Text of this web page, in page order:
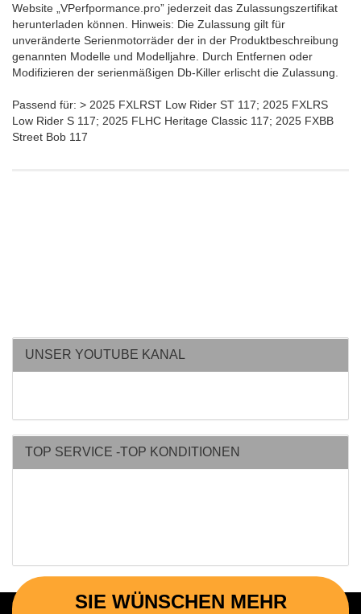
Website „VPerfpormance.pro” jederzeit das Zulassungszertifikat
herunterladen können. Hinweis: Die Zulassung gilt für
unveränderte Serienmotorräder der in der Produktbeschreibung
genannten Modelle und Modelljahre. Durch Entfernen oder
Modifizieren der serienmäßigen Db-Killer erlischt die Zulassung.
Passend für: > 2025 FXLRST Low Rider ST 117; 2025 FXLRS
Low Rider S 117; 2025 FLHC Heritage Classic 117; 2025 FXBB
Street Bob 117
UNSER YOUTUBE KANAL
TOP SERVICE -TOP KONDITIONEN
SIE WÜNSCHEN MEHR